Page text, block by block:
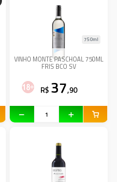
VINHO MONTE PASCHOAL 750ML
FRIS BCO SV
750ml
R$ 37,90